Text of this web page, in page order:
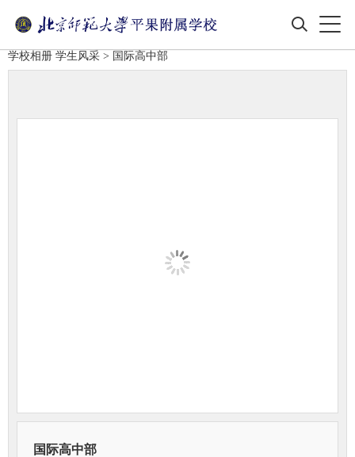
学校相册 学生风采 > 国际高中部
国际高中部